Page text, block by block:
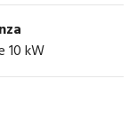
10 kW